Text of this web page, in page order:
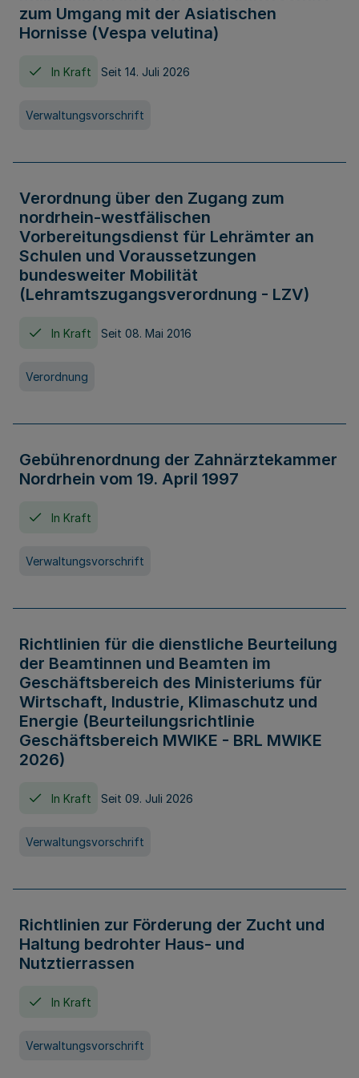
zum Umgang mit der Asiatischen
Hornisse (Vespa velutina)
In Kraft Seit 14. Juli 2026
Verwaltungsvorschrift
Verordnung über den Zugang zum
nordrhein-westfälischen
Vorbereitungsdienst für Lehrämter an
Schulen und Voraussetzungen
bundesweiter Mobilität
(Lehramtszugangsverordnung - LZV)
In Kraft Seit 08. Mai 2016
Verordnung
Gebührenordnung der Zahnärztekammer
Nordrhein vom 19. April 1997
In Kraft
Verwaltungsvorschrift
Richtlinien für die dienstliche Beurteilung
der Beamtinnen und Beamten im
Geschäftsbereich des Ministeriums für
Wirtschaft, Industrie, Klimaschutz und
Energie (Beurteilungsrichtlinie
Geschäftsbereich MWIKE - BRL MWIKE
2026)
In Kraft Seit 09. Juli 2026
Verwaltungsvorschrift
Richtlinien zur Förderung der Zucht und
Haltung bedrohter Haus- und
Nutztierrassen
In Kraft
Verwaltungsvorschrift